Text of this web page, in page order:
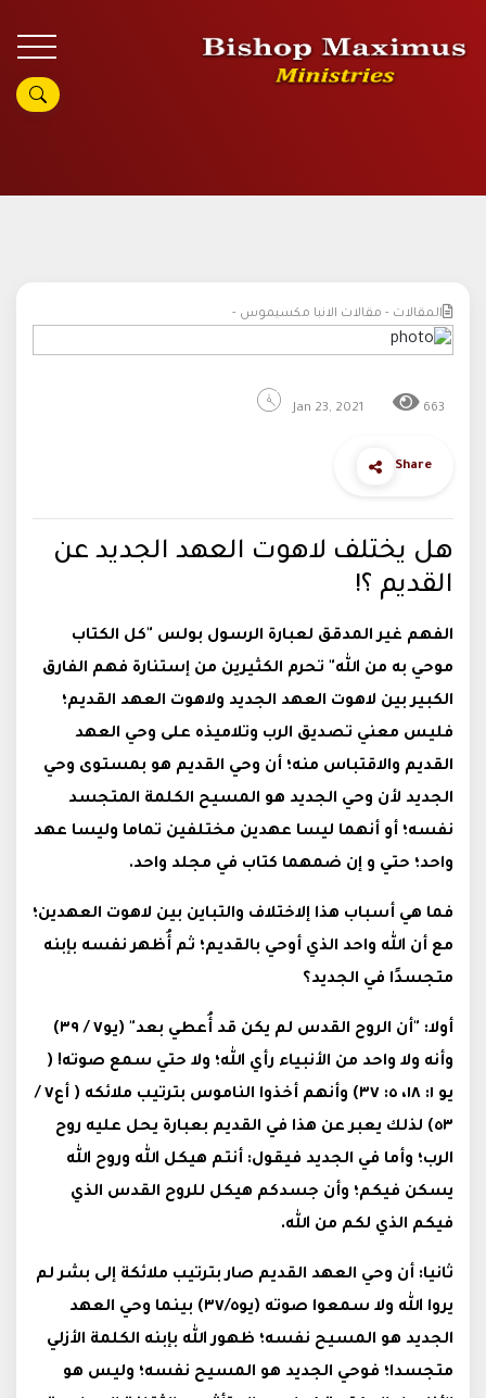
المقالات - مقالات الانبا مكسيموس -
Jan 23, 2021 663
Share
هل يختلف لاهوت العهد الجديد عن
القديم ؟!
الفهم غير المدقق لعبارة الرسول بولس "كل الكتاب
موحي به من الله" تحرم الكثيرين من إستنارة فهم الفارق
الكبير بين لاهوت العهد الجديد ولاهوت العهد القديم؛
فليس معني تصديق الرب وتلاميذه على وحي العهد
القديم والاقتباس منه؛ أن وحي القديم هو بمستوى وحي
الجديد لأن وحي الجديد هو المسيح الكلمة المتجسد
نفسه؛ أو أنهما ليسا عهدين مختلفين تماما وليسا عهد
واحد؛ حتي و إن ضمهما كتاب في مجلد واحد.
فما هي أسباب هذا إلاختلاف والتباين بين لاهوت العهدين؛
مع أن الله واحد الذي أوحي بالقديم؛ ثم أُظهر نفسه بإبنه
متجسدًا في الجديد؟
أولا: "أن الروح القدس لم يكن قد أُعطي بعد" (يو٧ / ٣٩)
وأنه ولا واحد من الأنبياء رأي الله؛ ولا حتي سمع صوته! (
يو ١: ١٨، ٥: ٣٧) وأنهم أخذوا الناموس بترتيب ملائكه ( أع٧ /
٥٣) لذلك يعبر عن هذا في القديم بعبارة يحل عليه روح
الرب؛ وأما في الجديد فيقول: أنتم هيكل الله وروح الله
يسكن فيكم؛ وأن جسدكم هيكل للروح القدس الذي
فيكم الذي لكم من الله.
ثانيا: أن وحي العهد القديم صار بترتيب ملائكة إلى بشر لم
يروا الله ولا سمعوا صوته (يو٣٧/٥) بينما وحي العهد
الجديد هو المسيح نفسه؛ ظهور الله بإبنه الكلمة الأزلي
متجسدا؛ فوحي الجديد هو المسيح نفسه؛ وليس هو